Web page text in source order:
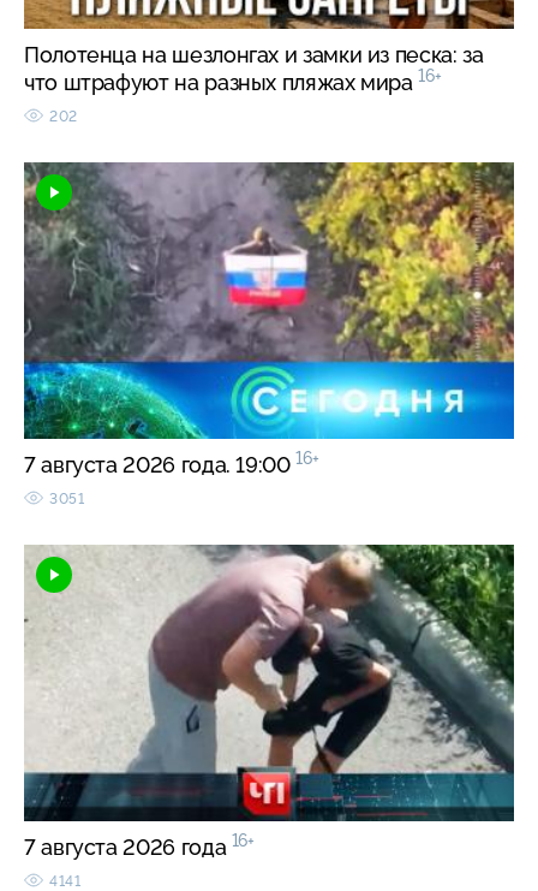
Полотенца на шезлонгах и замки из песка: за
что штрафуют на разных пляжах мира 16+
202
7 августа 2026 года. 19:00 16+
3051
7 августа 2026 года 16+
4141